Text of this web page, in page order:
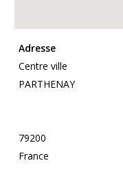
Adresse
Centre ville
PARTHENAY
79200
France